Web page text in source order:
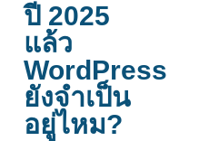
ปี 2025
แล้ว
WordPress
ยังจำเป็น
อยู่ไหม?